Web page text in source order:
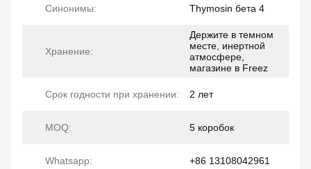
Синонимы: Thymosin бета 4
Хранение:
Держите в темном
месте, инертной
атмосфере,
магазине в Freez
Срок годности при хранении: 2 лет
MOQ: 5 коробок
Whatsapp: +86 13108042961